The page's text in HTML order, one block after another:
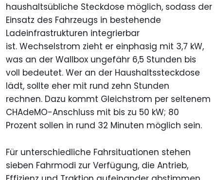
haushaltsübliche Steckdose möglich, sodass der
Einsatz des Fahrzeugs in bestehende
Ladeinfrastrukturen integrierbar
ist. Wechselstrom zieht er einphasig mit 3,7 kW,
was an der Wallbox ungefähr 6,5 Stunden bis
voll bedeutet. Wer an der Haushaltssteckdose
lädt, sollte eher mit rund zehn Stunden
rechnen. Dazu kommt Gleichstrom per seltenem
CHAdeMO-Anschluss mit bis zu 50 kW; 80
Prozent sollen in rund 32 Minuten möglich sein.
Für unterschiedliche Fahrsituationen stehen
sieben Fahrmodi zur Verfügung, die Antrieb,